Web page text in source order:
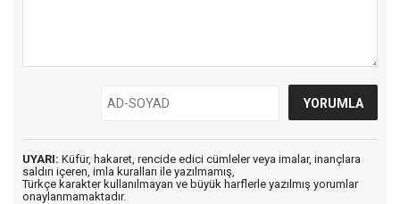
UYARI: Küfür, hakaret, rencide edici cümleler veya imalar, inançlara
saldırı içeren, imla kuralları ile yazılmamış,
Türkçe karakter kullanılmayan ve büyük harflerle yazılmış yorumlar
onaylanmamaktadır.